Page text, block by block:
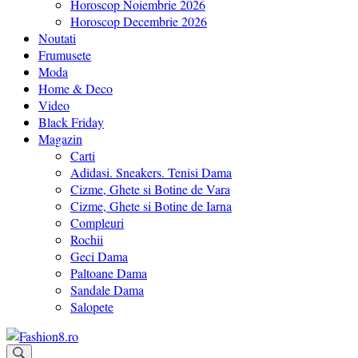
Horoscop Noiembrie 2026
Horoscop Decembrie 2026
Noutati
Frumusete
Moda
Home & Deco
Video
Black Friday
Magazin
Carti
Adidasi. Sneakers. Tenisi Dama
Cizme, Ghete si Botine de Vara
Cizme, Ghete si Botine de Iarna
Compleuri
Rochii
Geci Dama
Paltoane Dama
Sandale Dama
Salopete